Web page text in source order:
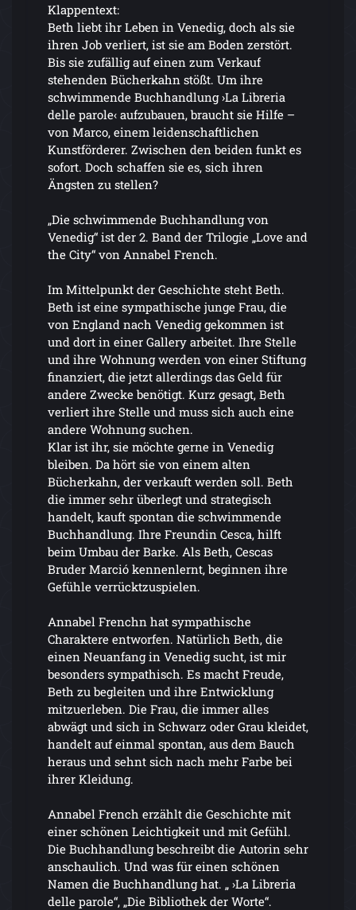
Klappentext:
Beth liebt ihr Leben in Venedig, doch als sie
ihren Job verliert, ist sie am Boden zerstört.
Bis sie zufällig auf einen zum Verkauf
stehenden Bücherkahn stößt. Um ihre
schwimmende Buchhandlung ›La Libreria
delle parole‹ aufzubauen, braucht sie Hilfe –
von Marco, einem leidenschaftlichen
Kunstförderer. Zwischen den beiden funkt es
sofort. Doch schaffen sie es, sich ihren
Ängsten zu stellen?
„Die schwimmende Buchhandlung von
Venedig“ ist der 2. Band der Trilogie „Love and
the City“ von Annabel French.
Im Mittelpunkt der Geschichte steht Beth.
Beth ist eine sympathische junge Frau, die
von England nach Venedig gekommen ist
und dort in einer Gallery arbeitet. Ihre Stelle
und ihre Wohnung werden von einer Stiftung
finanziert, die jetzt allerdings das Geld für
andere Zwecke benötigt. Kurz gesagt, Beth
verliert ihre Stelle und muss sich auch eine
andere Wohnung suchen.
Klar ist ihr, sie möchte gerne in Venedig
bleiben. Da hört sie von einem alten
Bücherkahn, der verkauft werden soll. Beth
die immer sehr überlegt und strategisch
handelt, kauft spontan die schwimmende
Buchhandlung. Ihre Freundin Cesca, hilft
beim Umbau der Barke. Als Beth, Cescas
Bruder Marció kennenlernt, beginnen ihre
Gefühle verrücktzuspielen.
Annabel Frenchn hat sympathische
Charaktere entworfen. Natürlich Beth, die
einen Neuanfang in Venedig sucht, ist mir
besonders sympathisch. Es macht Freude,
Beth zu begleiten und ihre Entwicklung
mitzuerleben. Die Frau, die immer alles
abwägt und sich in Schwarz oder Grau kleidet,
handelt auf einmal spontan, aus dem Bauch
heraus und sehnt sich nach mehr Farbe bei
ihrer Kleidung.
Annabel French erzählt die Geschichte mit
einer schönen Leichtigkeit und mit Gefühl.
Die Buchhandlung beschreibt die Autorin sehr
anschaulich. Und was für einen schönen
Namen die Buchhandlung hat. „ ›La Libreria
delle parole“, „Die Bibliothek der Worte“.